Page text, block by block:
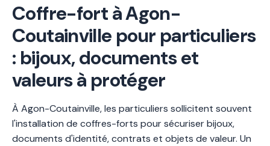
Coffre-fort à Agon-
Coutainville pour particuliers
: bijoux, documents et
valeurs à protéger
À Agon-Coutainville, les particuliers sollicitent souvent
l'installation de coffres-forts pour sécuriser bijoux,
documents d'identité, contrats et objets de valeur. Un